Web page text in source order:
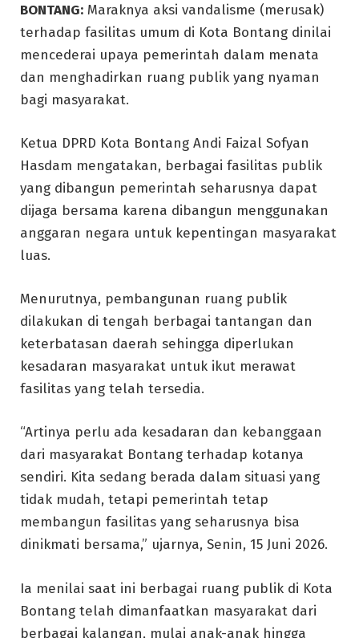
BONTANG: Maraknya aksi vandalisme (merusak)
terhadap fasilitas umum di Kota Bontang dinilai
mencederai upaya pemerintah dalam menata
dan menghadirkan ruang publik yang nyaman
bagi masyarakat.
Ketua DPRD Kota Bontang Andi Faizal Sofyan
Hasdam mengatakan, berbagai fasilitas publik
yang dibangun pemerintah seharusnya dapat
dijaga bersama karena dibangun menggunakan
anggaran negara untuk kepentingan masyarakat
luas.
Menurutnya, pembangunan ruang publik
dilakukan di tengah berbagai tantangan dan
keterbatasan daerah sehingga diperlukan
kesadaran masyarakat untuk ikut merawat
fasilitas yang telah tersedia.
“Artinya perlu ada kesadaran dan kebanggaan
dari masyarakat Bontang terhadap kotanya
sendiri. Kita sedang berada dalam situasi yang
tidak mudah, tetapi pemerintah tetap
membangun fasilitas yang seharusnya bisa
dinikmati bersama,” ujarnya, Senin, 15 Juni 2026.
Ia menilai saat ini berbagai ruang publik di Kota
Bontang telah dimanfaatkan masyarakat dari
berbagai kalangan, mulai anak-anak hingga